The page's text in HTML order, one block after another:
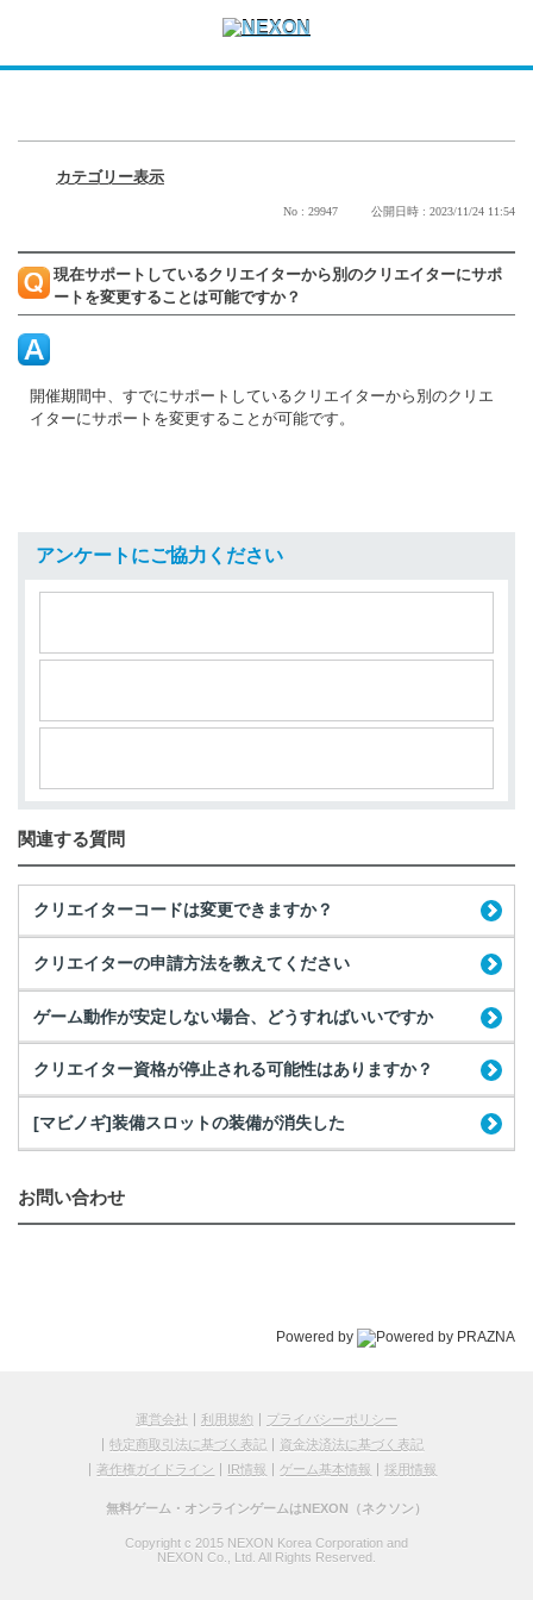
カテゴリー表示
No : 29947 公開日時 : 2023/11/24 11:54
現在サポートしているクリエイターから別のクリエイターにサポ
ートを変更することは可能ですか？
開催期間中、すでにサポートしているクリエイターから別のクリエ
イターにサポートを変更することが可能です。
アンケートにご協力ください
関連する質問
クリエイターコードは変更できますか？
クリエイターの申請方法を教えてください
ゲーム動作が安定しない場合、どうすればいいですか
クリエイター資格が停止される可能性はありますか？
[マビノギ]装備スロットの装備が消失した
お問い合わせ
Powered by
運営会社 利用規約
プライバシーポリシー
特定商取引法に基づく表記
資金決済法に基づく表記
著作権ガイドライン
IR情報 ゲーム基本情報 採用情報
無料ゲーム・オンラインゲームはNEXON（ネクソン）
Copyright c 2015 NEXON Korea Corporation and
NEXON Co., Ltd. All Rights Reserved.